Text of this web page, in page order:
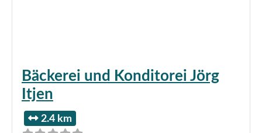
Bäckerei und Konditorei Jörg
Itjen
2.4 km